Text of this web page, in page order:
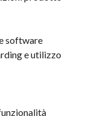
software
e utilizzo